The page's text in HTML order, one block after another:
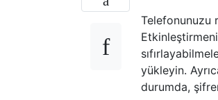
Telefonunuzu
yükleyin.
durumda,